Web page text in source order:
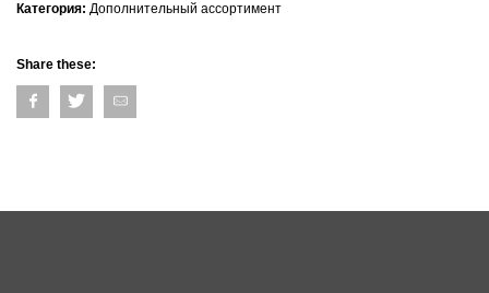
Категория: Дополнительный ассортимент
Share these: